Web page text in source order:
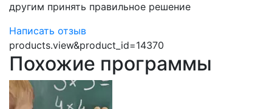
другим принять правильное решение
Написать отзыв
products.view&product_id=14370
Похожие программы